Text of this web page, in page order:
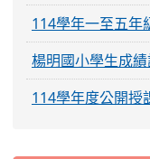
114學年一至五年
楊明國小學生成
114學年度公開授